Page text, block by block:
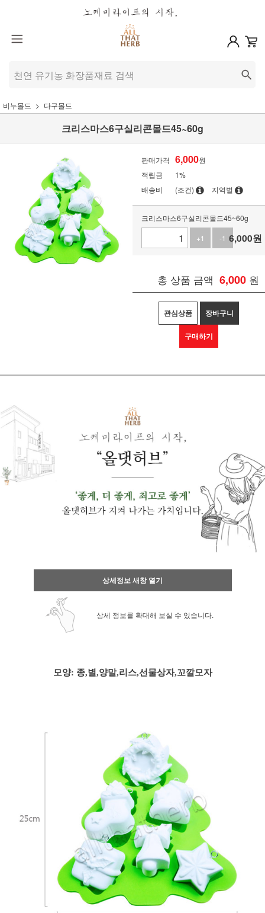
비누몰드 다구몰드
크리스마스6구실리콘몰드45~60g
판매가격 6,000원
적립금
1%
배송비
(조건) 지역별
크리스마스6구실리콘몰드45~60g
+1
-1 6,000원
총 상품 금액 6,000 원
관심상품 장바구니
구매하기
상세정보 새창 열기
상세 정보를 확대해 보실 수 있습니다.
모양: 종,별,양말,리스,선물상자,꼬깔모자